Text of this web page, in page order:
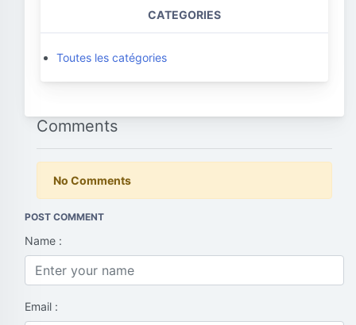
CATEGORIES
Toutes les catégories
Comments
No Comments
POST COMMENT
Name :
Email :